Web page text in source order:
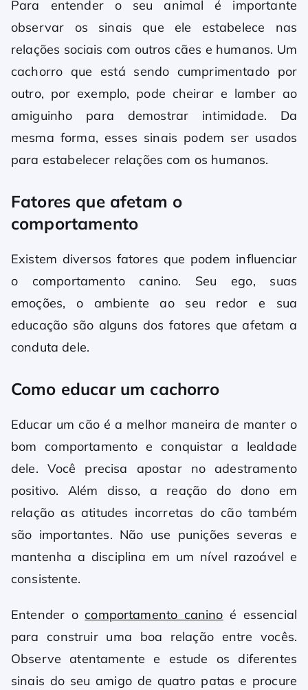
Para entender o seu animal é importante
observar os sinais que ele estabelece nas
relações sociais com outros cães e humanos. Um
cachorro que está sendo cumprimentado por
outro, por exemplo, pode cheirar e lamber ao
amiguinho para demostrar intimidade. Da
mesma forma, esses sinais podem ser usados
para estabelecer relações com os humanos.
Fatores que afetam o
comportamento
Existem diversos fatores que podem influenciar
o comportamento canino. Seu ego, suas
emoções, o ambiente ao seu redor e sua
educação são alguns dos fatores que afetam a
conduta dele.
Como educar um cachorro
Educar um cão é a melhor maneira de manter o
bom comportamento e conquistar a lealdade
dele. Você precisa apostar no adestramento
positivo. Além disso, a reação do dono em
relação as atitudes incorretas do cão também
são importantes. Não use punições severas e
mantenha a disciplina em um nível razoável e
consistente.
Entender ocomportamento canino é essencial
para construir uma boa relação entre vocês.
Observe atentamente e estude os diferentes
sinais do seu amigo de quatro patas e procure